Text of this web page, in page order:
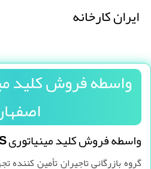
ایران کارخانه
واسطه فروش کلید مینیاتوری LS در اصفهان